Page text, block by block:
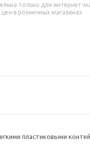
только для интернет-
в розничных магазинах
пластиковыми